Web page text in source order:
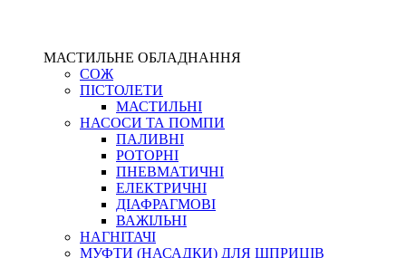
МАСТИЛЬНЕ ОБЛАДНАННЯ
СОЖ
ПІСТОЛЕТИ
МАСТИЛЬНІ
НАСОСИ ТА ПОМПИ
ПАЛИВНІ
РОТОРНІ
ПНЕВМАТИЧНІ
ЕЛЕКТРИЧНІ
ДІАФРАГМОВІ
ВАЖІЛЬНІ
НАГНІТАЧІ
МУФТИ (НАСАДКИ) ДЛЯ ШПРИЦІВ